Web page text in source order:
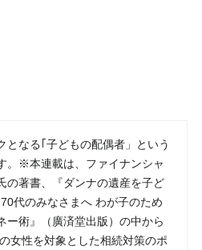
となる｢子どもの配偶者」という
。※本連載は、ファイナンシャ
の著書、『ダンナの遺産を子ど
代のみなさまへ わが子のため
ー術』（廣済堂出版）の中から
女性を対象とした相続対策のポ